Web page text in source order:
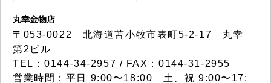
丸幸金物店
〒053-0022 北海道苫小牧市表町5-2-17 丸幸
第2ビル
TEL：0144-34-2957 / FAX：0144-31-2955
営業時間：平日 9:00〜18:00 土、祝 9:00〜17: